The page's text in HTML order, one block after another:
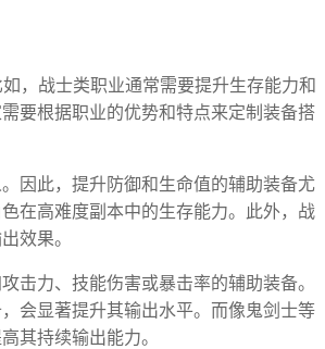
，战士类职业通常需要提升生存能力和
要根据职业的优势和特点来定制装备搭
因此，提升防御和生命值的辅助装备尤
在高难度副本中的生存能力。此外，战
效果。
击力、技能伤害或暴击率的辅助装备。
会显著提升其输出水平。而像鬼剑士等
其持续输出能力。